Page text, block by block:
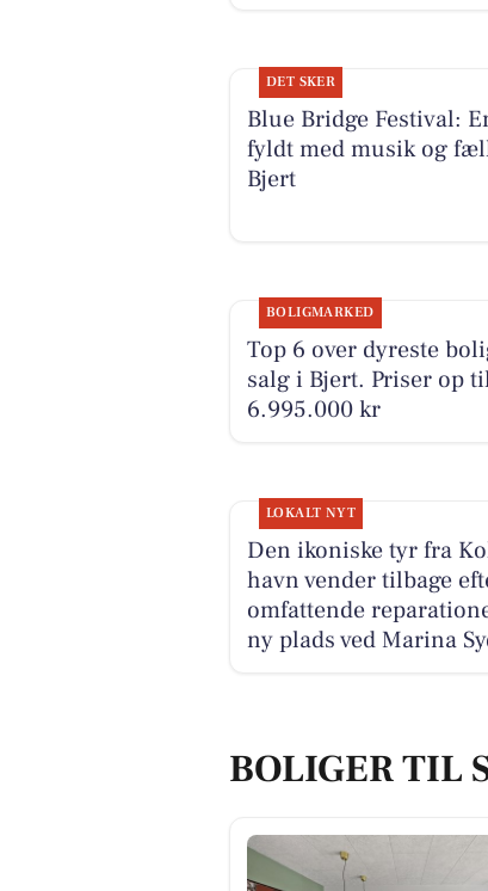
DET SKER
Blue Bridge Festival:
fyldt med musik og
Bjert
BOLIGMARKED
Top 6 over dyreste
salg i Bjert. Priser op
6.995.000 kr
LOKALT NYT
Den ikoniske tyr fra
havn vender tilbage
omfattende
ny plads ved Marina
BOLIGER TIL